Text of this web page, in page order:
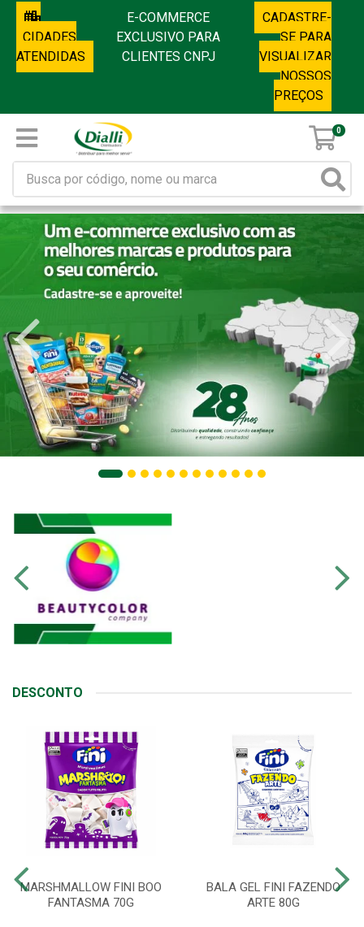
CIDADES
ATENDIDAS
E-COMMERCE
EXCLUSIVO PARA
CLIENTES CNPJ
CADASTRE-
SE PARA
VISUALIZAR
NOSSOS
PREÇOS
0
DESCONTO
MARSHMALLOW FINI BOO
FANTASMA 70G
BALA GEL FINI FAZENDO
ARTE 80G